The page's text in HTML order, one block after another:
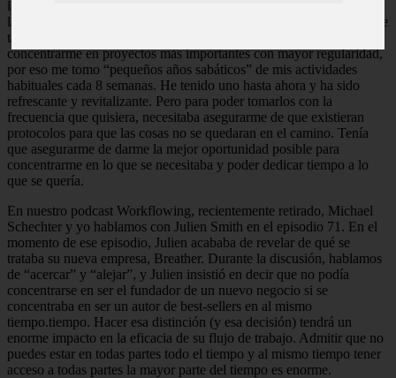
la expectativa es que les prestes parte de tu atención. Esta es una de
las razones por las que cambié la configuración de administración de
tareas en las últimas semanas. Quiero tener tiempo para
concentrarme en proyectos más importantes con mayor regularidad,
por eso me tomo “pequeños años sabáticos” de mis actividades
habituales cada 8 semanas. He tenido uno hasta ahora y ha sido
refrescante y revitalizante. Pero para poder tomarlos con la
frecuencia que quisiera, necesitaba asegurarme de que existieran
protocolos para que las cosas no se quedaran en el camino. Tenía
que asegurarme de darme la mejor oportunidad posible para
concentrarme en lo que se necesitaba y poder dedicar tiempo a lo
que se quería.
En nuestro podcast Workflowing, recientemente retirado, Michael
Schechter y yo hablamos con Julien Smith en el episodio 71. En el
momento de ese episodio, Julien acababa de revelar de qué se
trataba su nueva empresa, Breather. Durante la discusión, hablamos
de “acercar” y “alejar”, ​​y Julien insistió en decir que no podía
concentrarse en ser el fundador de un nuevo negocio si se
concentraba en ser un autor de best-sellers en al mismo
tiempo.tiempo. Hacer esa distinción (y esa decisión) tendrá un
enorme impacto en la eficacia de su flujo de trabajo. Admitir que no
puedes estar en todas partes todo el tiempo y al mismo tiempo tener
acceso a todas partes la mayor parte del tiempo es enorme.